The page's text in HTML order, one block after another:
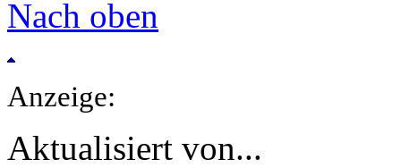
Nach oben
Anzeige:
Aktualisiert von...